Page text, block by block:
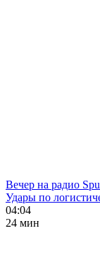
Вечер на радио
Удары по
04:04
24 мин